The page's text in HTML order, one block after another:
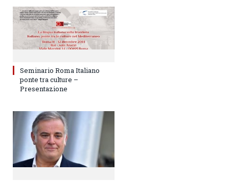
Seminario Roma Italiano
ponte tra culture –
Presentazione